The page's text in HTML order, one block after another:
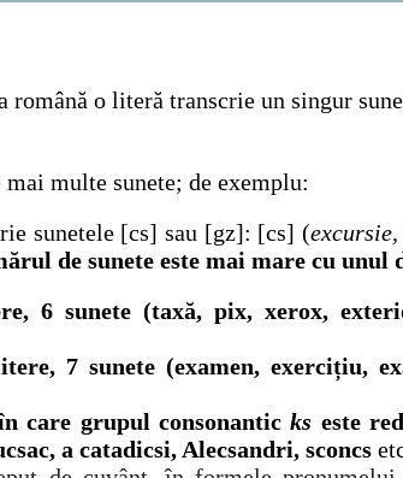
română o literă transcrie un singur
multe sunete; de exemplu:
sunetele [cs] sau [gz]: [cs] (
ărul de sunete este mai mare cu unul
6 sunete(taxă, pix, xerox,
7 sunete(examen, exercițiu,
n care grupul consonanticks este
a catadicsi, Alecsandri, sconcs